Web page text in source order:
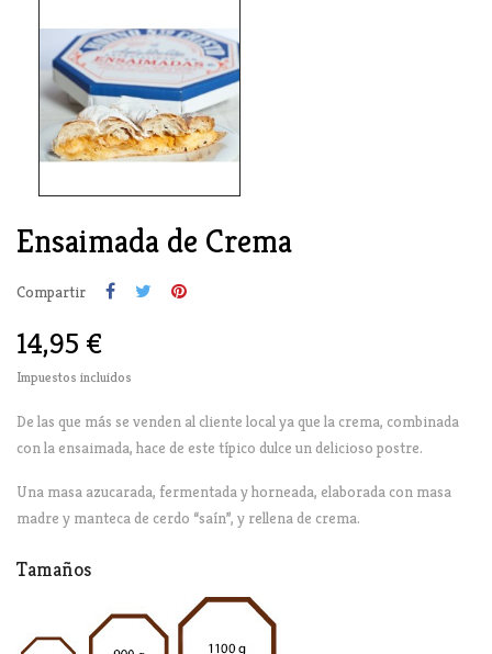
Ensaimada de Crema
Compartir
14,95 €
Impuestos incluidos
De las que más se venden al cliente local ya que la crema, combinada
con la ensaimada, hace de este típico dulce un delicioso postre.
Una masa azucarada, fermentada y horneada, elaborada con masa
madre y manteca de cerdo “saín”, y rellena de crema.
Tamaños